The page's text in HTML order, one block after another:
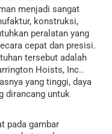
menjadi sangat
konstruksi,
peralatan yang
cepat dan presisi.
tersebut adalah
Hoists, Inc..
yang tinggi, daya
dirancang untuk
pada gambar